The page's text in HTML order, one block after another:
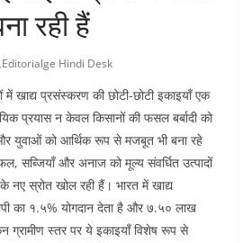
रही हैं
Editorialge Hindi Desk
में खाद्य प्रसंस्करण की छोटी-छोटी इकाइयाँ एक
प्रयास न केवल किसानों की फसल बर्बादी को
युवाओं को आर्थिक रूप से मजबूत भी बना रहे
सब्जियाँ और अनाज को मूल्य संवर्धित उत्पादों
स्रोत खोल रही हैं। भारत में खाद्य
का १.५% योगदान देता है और ७.५० लाख
ग्रामीण स्तर पर ये इकाइयाँ विशेष रूप से